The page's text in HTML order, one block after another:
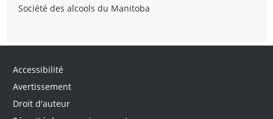
Société des alcools du Manitoba
Accessibilité
Avertissement
Droit d'auteur